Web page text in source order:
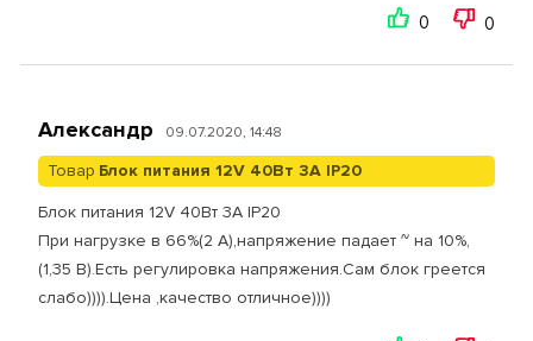
0 0
Александр 09.07.2020, 14:48
Товар Блок питания 12V 40Вт 3А IP20
Блок питания 12V 40Вт 3А IP20
При нагрузке в 66%(2 А),напряжение падает ~ на 10%,
(1,35 В).Есть регулировка напряжения.Сам блок греется
слабо)))).Цена ,качество отличное))))